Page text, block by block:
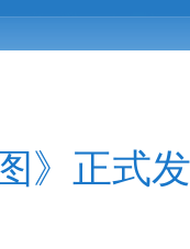
》正式